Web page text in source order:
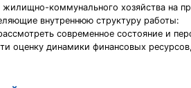
коммунального хозяйства на
внутреннюю структуру работы:
современное состояние и
оценку динамики финансовых